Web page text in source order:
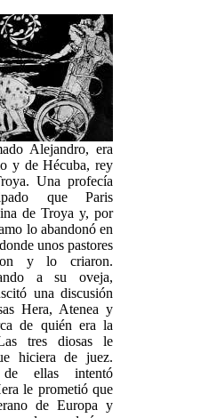
Alejandro, era
y de Hécuba, rey
Una profecía
que Paris
de Troya y, por
lo abandonó en
unos pastores
y lo criaron.
a su oveja,
una discusión
Hera, Atenea y
de quién era la
tres diosas le
hiciera de juez.
ellas intentó
le prometió que
de Europa y